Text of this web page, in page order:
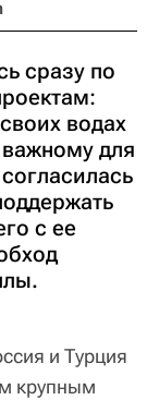
сразу по
водах
для
с ее
и Турция
крупным